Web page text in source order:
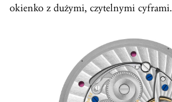
okienko z dużymi, czytelnymi cyframi.